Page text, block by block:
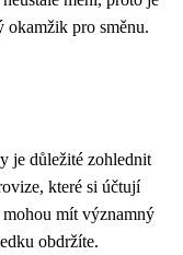
okamžik pro směnu.
je důležité zohlednit
které si účtují
mít významný
obdržíte.